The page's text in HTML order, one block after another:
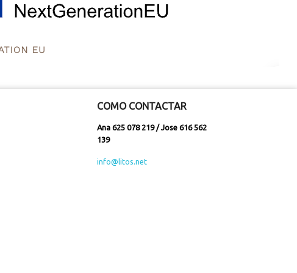
COMO CONTACTAR
Ana 625 078 219 / Jose 616 562
139
info@litos.net